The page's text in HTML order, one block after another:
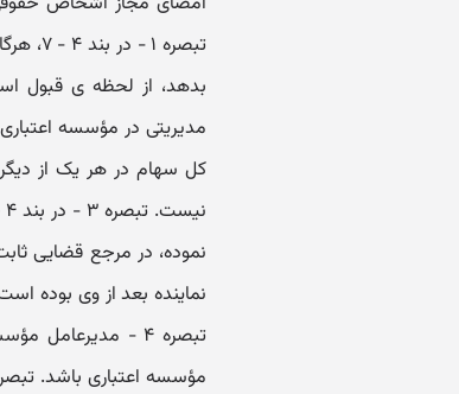
بدهد، از لحظه ی قبول
کل سهام در هر یک از
نموده، در مرجع قضایی
نماینده بعد از وی بوده
تبصره ۴ -